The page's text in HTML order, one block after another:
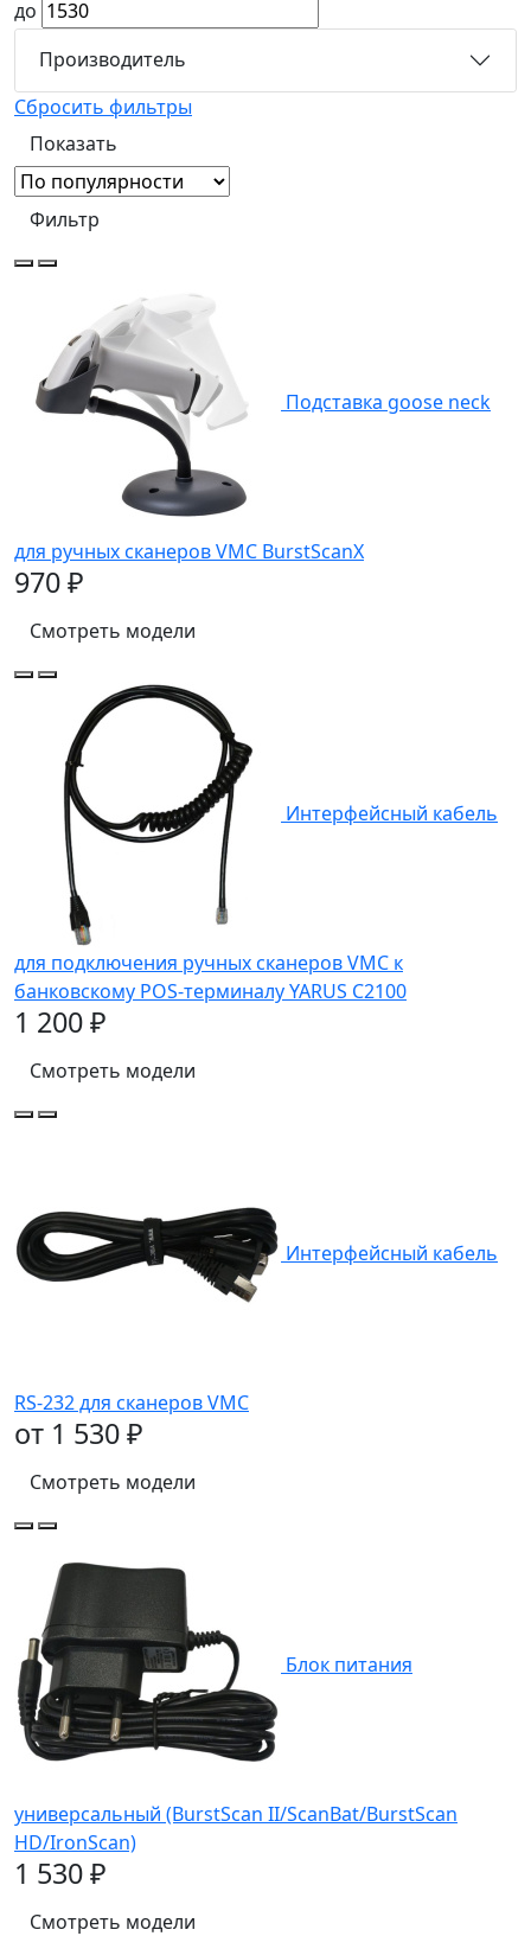
до
Производитель
Сбросить фильтры
Фильтр
Подставка goose neck
для ручных сканеров VMC BurstScanX
970 ₽
Смотреть модели
Интерфейсный кабель
для подключения ручных сканеров VMC к
банковскому POS-терминалу YARUS C2100
1 200 ₽
Смотреть модели
Интерфейсный кабель
RS-232 для сканеров VMC
от 1 530 ₽
Смотреть модели
Блок питания
универсальный (BurstScan II/ScanBat/BurstScan
HD/IronScan)
1 530 ₽
Смотреть модели